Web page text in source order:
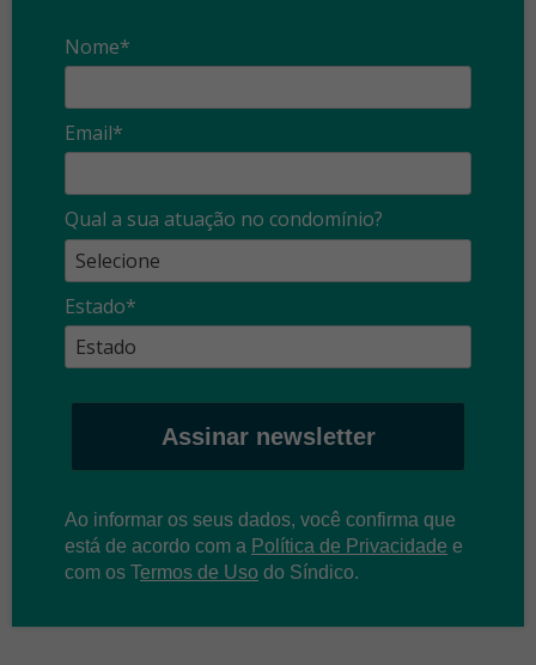
Nome*
Email*
Qual a sua atuação no condomínio?
Estado*
Assinar newsletter
Ao informar os seus dados, você confirma que
está de acordo com a Política de Privacidade e
com os Termos de Uso do Síndico.